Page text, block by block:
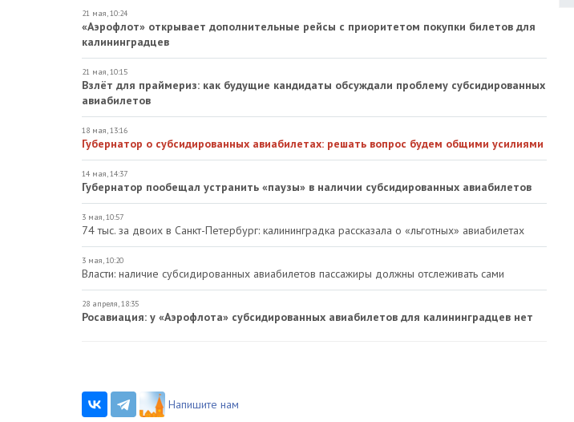
21 мая, 10:24
«Аэрофлот» открывает дополнительные рейсы с приоритетом покупки билетов для
калининградцев
21 мая, 10:15
Взлёт для праймериз: как будущие кандидаты обсуждали проблему субсидированных
авиабилетов
18 мая, 13:16
Губернатор о субсидированных авиабилетах: решать вопрос будем общими усилиями
14 мая, 14:37
Губернатор пообещал устранить «паузы» в наличии субсидированных авиабилетов
3 мая, 10:57
74 тыс. за двоих в Санкт-Петербург: калининградка рассказала о «льготных» авиабилетах
3 мая, 10:20
Власти: наличие субсидированных авиабилетов пассажиры должны отслеживать сами
28 апреля, 18:35
Росавиация: у «Аэрофлота» субсидированных авиабилетов для калининградцев нет
Напишите нам